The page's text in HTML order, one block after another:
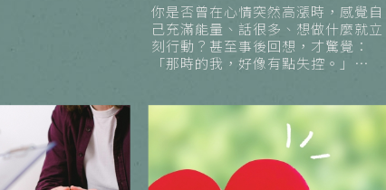
你是否曾在心情突然高漲時，感覺自
己充滿能量、話很多、想做什麼就立
刻行動？甚至事後回想，才驚覺：
「那時的我，好像有點失控。」